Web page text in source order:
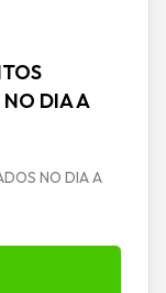
DIA A
NO DIA A